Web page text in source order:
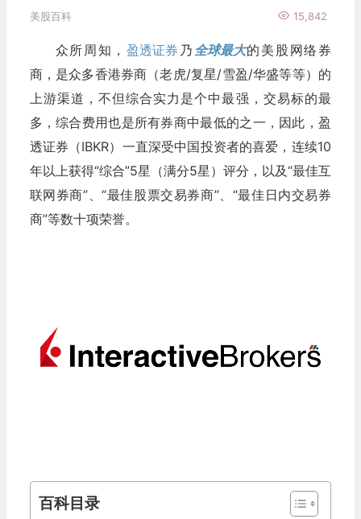
美股百科 15,842
众所周知，盈透证券 乃 全球最大的美股网络券
商，是众多香港券商（老虎/复星/雪盈/华盛等等）的
上游渠道，不但综合实力是个中最强，交易标的最
多，综合费用也是所有券商中最低的之一，因此，盈
透证券（IBKR）一直深受中国投资者的喜爱，连续10
年以上获得“综合”5星（满分5星）评分，以及“最佳互
联网券商”、“最佳股票交易券商”、“最佳日内交易券
商”等数十项荣誉。
百科目录